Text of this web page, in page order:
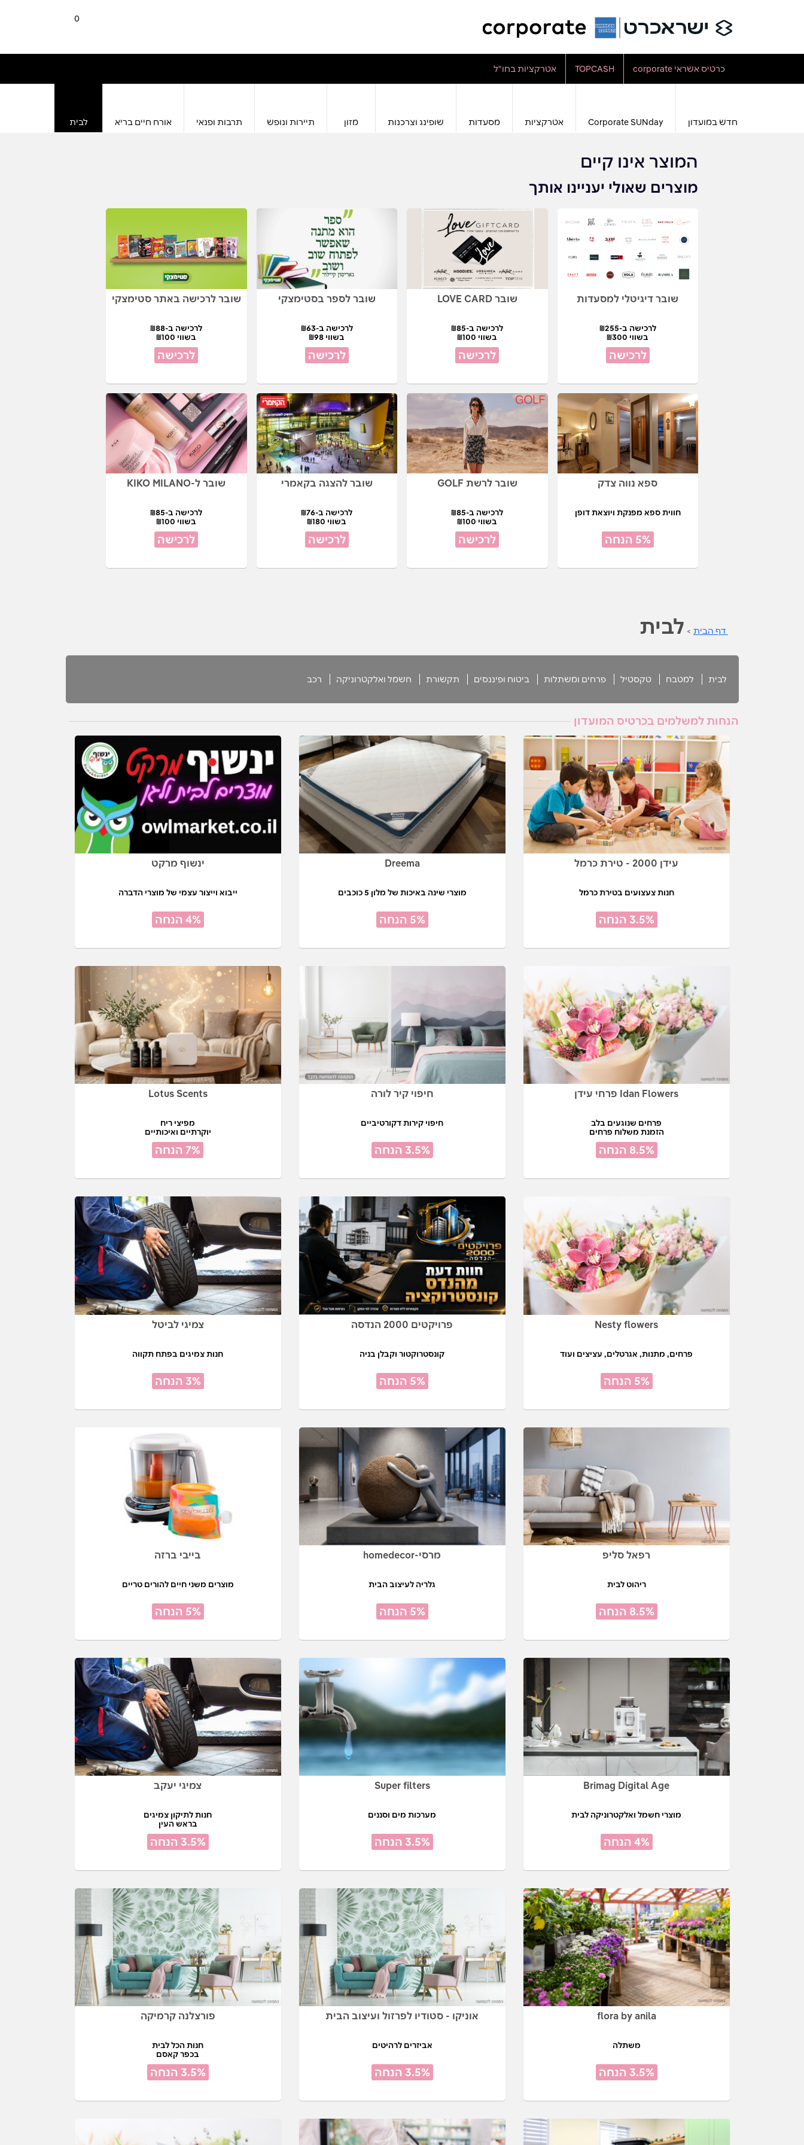
0
כרטיס אשראי corporate TOPCASH אטרקציות בחו"ל
חדש במועדון Corporate SUNday אטרקציות מסעדות שופינג וצרכנות מזון תיירות ונופש תרבות ופנאי אורח חיים בריא לבית
המוצר אינו קיים
מוצרים שאולי יעניינו אותך
שובר דיגיטלי למסעדות
לרכישה ב-₪255
בשווי ₪300
לרכישה
שובר LOVE CARD
לרכישה ב-₪85
בשווי ₪100
לרכישה
שובר לספר בסטימצקי
לרכישה ב-₪63
בשווי ₪98
לרכישה
שובר לרכישה באתר סטימצקי
לרכישה ב-₪88
בשווי ₪100
לרכישה
ספא נווה צדק
חווית ספא מפנקת ויוצאת דופן
5% הנחה
שובר לרשת GOLF
לרכישה ב-₪85
בשווי ₪100
לרכישה
שובר להצגה בקאמרי
לרכישה ב-₪76
בשווי ₪180
לרכישה
שובר ל-KIKO MILANO
לרכישה ב-₪85
בשווי ₪100
לרכישה
דף הבית > לבית
לבית למטבח טקסטיל פרחים ומשתלות ביטוח ופיננסים תקשורת חשמל ואלקטרוניקה רכב
הנחות למשלמים בכרטיס המועדון
עידן 2000 - טירת כרמל
חנות צעצועים בטירת כרמל
3.5% הנחה
Dreema
מוצרי שינה באיכות של מלון 5 כוכבים
5% הנחה
ינשוף מרקט
ייבוא וייצור עצמי של מוצרי הדברה
4% הנחה
Idan Flowers פרחי עידן
פרחים שנוגעים בלב
הזמנת משלוח פרחים
8.5% הנחה
חיפוי קיר לורה
חיפוי קירות דקורטיביים
3.5% הנחה
Lotus Scents
מפיצי ריח
יוקרתיים ואיכותיים
7% הנחה
Nesty flowers
פרחים, מתנות, אגרטלים, עציצים ועוד
5% הנחה
פרויקטים 2000 הנדסה
קונסטרוקטור וקבלן בניה
5% הנחה
צמיגי לביטל
חנות צמיגים בפתח תקווה
3% הנחה
רפאל סליפ
ריהוט לבית
8.5% הנחה
מרסי-homedecor
גלריה לעיצוב הבית
5% הנחה
בייבי ברזה
מוצרים משני חיים להורים טריים
5% הנחה
Brimag Digital Age
מוצרי חשמל ואלקטרוניקה לבית
4% הנחה
Super filters
מערכות מים וסננים
3.5% הנחה
צמיגי יעקב
חנות לתיקון צמיגים
בראש העין
3.5% הנחה
flora by anila
משתלה
3.5% הנחה
אוניקו - סטודיו לפרזול ועיצוב הבית
אביזרים לרהיטים
3.5% הנחה
פורצלנה קרמיקה
חנות הכל לבית
בכפר קאסם
3.5% הנחה